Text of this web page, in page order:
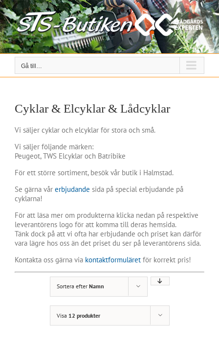
Fortsätt
till
innehållet
Gå till…
Cyklar & Elcyklar & Lådcyklar
Vi säljer cyklar och elcyklar för stora och små.
Vi säljer följande märken:
Peugeot, TWS Elcyklar och Batribike
För ett större sortiment, besök vår butik i Halmstad.
Se gärna vår erbjudande sida på special erbjudande på
cyklarna!
För att läsa mer om produkterna klicka nedan på respektive
leverantörens logo för att komma till deras hemsida.
Tänk dock på att vi ofta har erbjudande och priset kan därför
vara lägre hos oss än det priset du ser på leverantörens sida.
Kontakta oss gärna via kontaktformuläret för korrekt pris!
Sortera efter Namn
Visa 12 produkter